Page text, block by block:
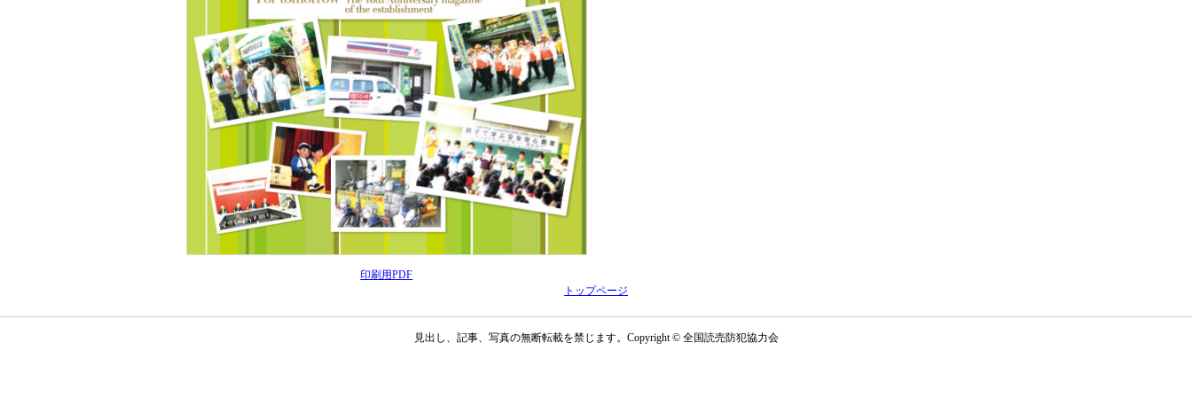
印刷用PDF
印刷用PDF
トップページ
見出し、記事、写真の無断転載を禁じます。Copyright © 全国読売防犯協力会